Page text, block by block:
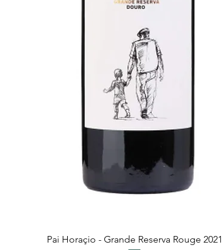
Aperçu rapide
Pai Horaçio - Grande Reserva Rouge 2021